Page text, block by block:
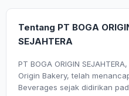
Tentang PT BOGA
SEJAHTERA
PT BOGA ORIGIN
Origin Bakery, telah
Beverages sejak didirikan